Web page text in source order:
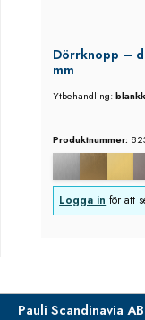
Dörrknopp –
mm
Ytbehandling:
Produktnummer:
Logga in för att
Pauli Scandinavia AB